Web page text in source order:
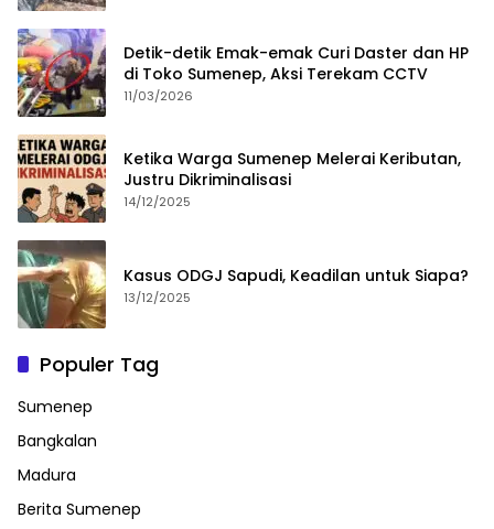
Detik-detik Emak-emak Curi Daster dan HP
di Toko Sumenep, Aksi Terekam CCTV
11/03/2026
Ketika Warga Sumenep Melerai Keributan,
Justru Dikriminalisasi
14/12/2025
Kasus ODGJ Sapudi, Keadilan untuk Siapa?
13/12/2025
Populer Tag
Sumenep
Bangkalan
Madura
Berita Sumenep